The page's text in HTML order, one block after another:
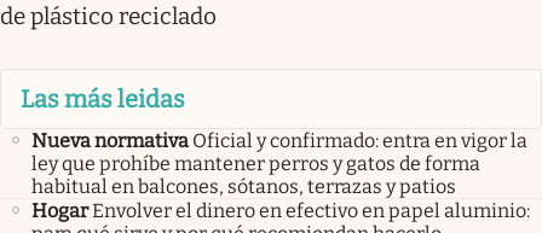
de plástico reciclado
Las más leidas
Nueva normativa Oficial y confirmado: entra en vigor la
ley que prohíbe mantener perros y gatos de forma
habitual en balcones, sótanos, terrazas y patios
HogarEnvolver el dinero en efectivo en papel aluminio: